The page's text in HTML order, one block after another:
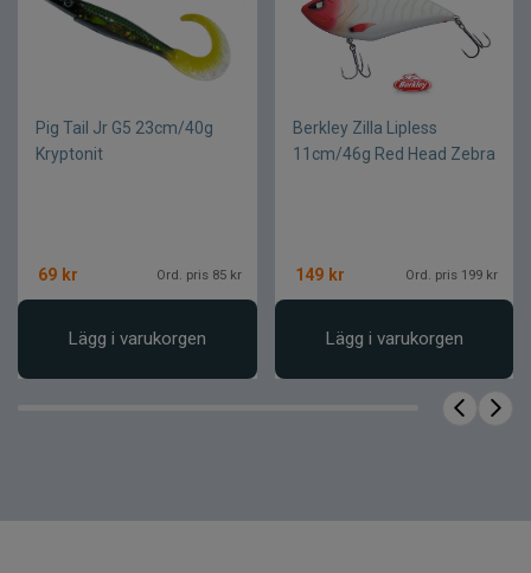
Lättkastat trots sin storlek
Pålitligt val vid krävande fiske
Egenskap
Skeddrag
Pig Tail Jr G5 23cm/40g
Kryptonit
69 kr Ord. pris 85 kr
Lägg i varukorgen
Berkley Zilla Lipless
11cm/46g Red Head Zebra
149 kr Ord. pris 199 kr
Lägg i varukorgen